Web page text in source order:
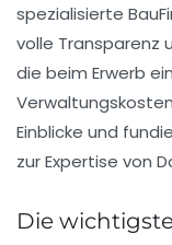
spezialisierte
volle Transparenz
die beim Erwerb
Einblicke und
zur Expertise von
Die